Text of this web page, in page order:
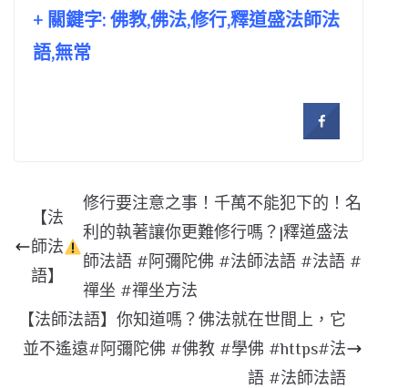
+ 關鍵字: 佛教,佛法,修行,釋道盛法師法
語,無常
【法
師法
語】
修行要注意之事！千萬不能犯下的！名
利的執著讓你更難修行嗎？|釋道盛法
師法語 #阿彌陀佛 #法師法語 #法語 #
禪坐 #禪坐方法
【法師法語】你知道嗎？佛法就在世間上，它
並不遙遠#阿彌陀佛 #佛教 #學佛 #https#法
語 #法師法語